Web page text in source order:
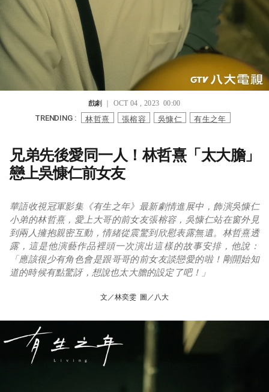
戲劇 ｜ OCT 04 , 2023 00:00
TRENDING : 林哲熹 張榕容 吳慷仁 有生之年
兄弟先後愛同一人！林哲熹「太大膽」
戀上吳慷仁前女友
華語收視冠軍影集《有生之年》最新劇情進展中，飾演吳慷仁
小弟的林哲熹，愛上大哥的前女友張榕容，吳慷仁站在窗外見
到兩人擁抱親密互動，情緒從震驚到欣慰表露無遺。林哲熹透
露，這是他演藝作品裡頭一次演出這樣的故事安排，他說：
「應該很少有角色會是跟哥哥的前女友談戀愛的啦！剛開始知
道的時候有點驚訝，想說也太大膽的設定了吧！」
文／林奕雯 圖／八大